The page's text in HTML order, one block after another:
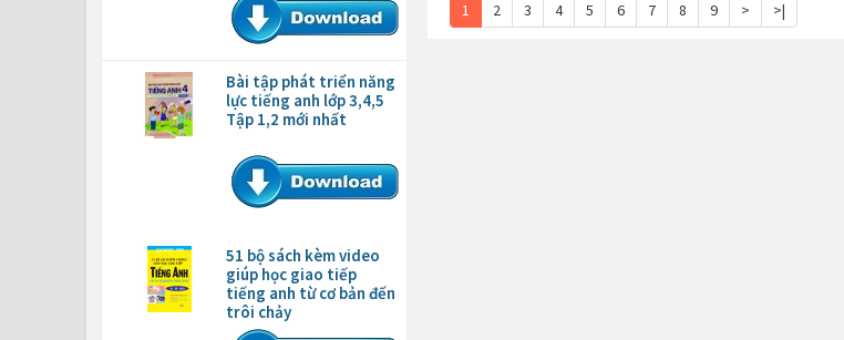
Bài tập phát triển năng
lực tiếng anh lớp 3,4,5
Tập 1,2 mới nhất
51 bộ sách kèm video
giúp học giao tiếp
tiếng anh từ cơ bản đến
trôi chảy
1 2 3 4 5 6 7 8 9 > >|